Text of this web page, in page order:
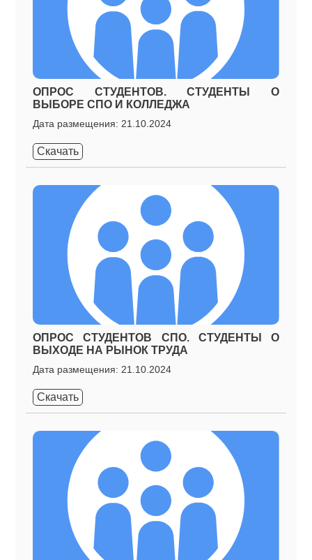
ОПРОС СТУДЕНТОВ. СТУДЕНТЫ О
ВЫБОРЕ СПО И КОЛЛЕДЖА
Дата размещения: 21.10.2024
Скачать
ОПРОС СТУДЕНТОВ СПО. СТУДЕНТЫ О
ВЫХОДЕ НА РЫНОК ТРУДА
Дата размещения: 21.10.2024
Скачать